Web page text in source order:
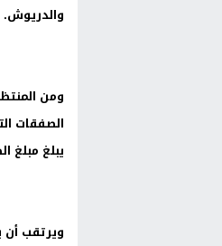
والدريوش.
يبلغ مبلغ الضمان المؤقت 5.500 درهم،
ويرتقب أن